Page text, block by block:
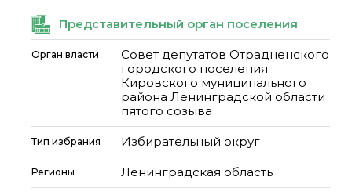
Представительный орган поселения
Орган власти
Совет депутатов Отрадненского
городского поселения
Кировского муниципального
района Ленинградской области
пятого созыва
Тип избрания Избирательный округ
Регионы Ленинградская область